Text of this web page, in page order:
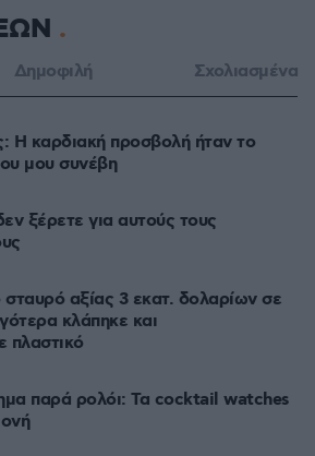
Δημοφιλή Σχολιασμένα
Η καρδιακή προσβολή ήταν το
μου συνέβη
ξέρετε για αυτούς τους
αξίας 3 εκατ. δολαρίων σε
κλάπηκε και
πλαστικό
παρά ρολόι: Τα cocktail watches